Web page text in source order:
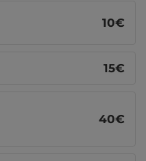
10€
15€
40€